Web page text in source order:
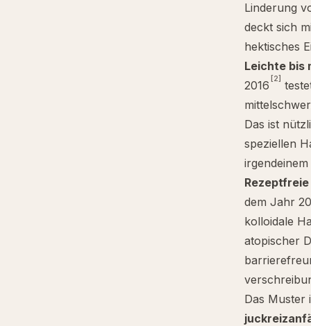
Linderung
deckt sich
hektisches
Leichte bis
2016 [2]
Das ist
speziellen
dem Jahr
kolloidale
atopischer
Das Muster